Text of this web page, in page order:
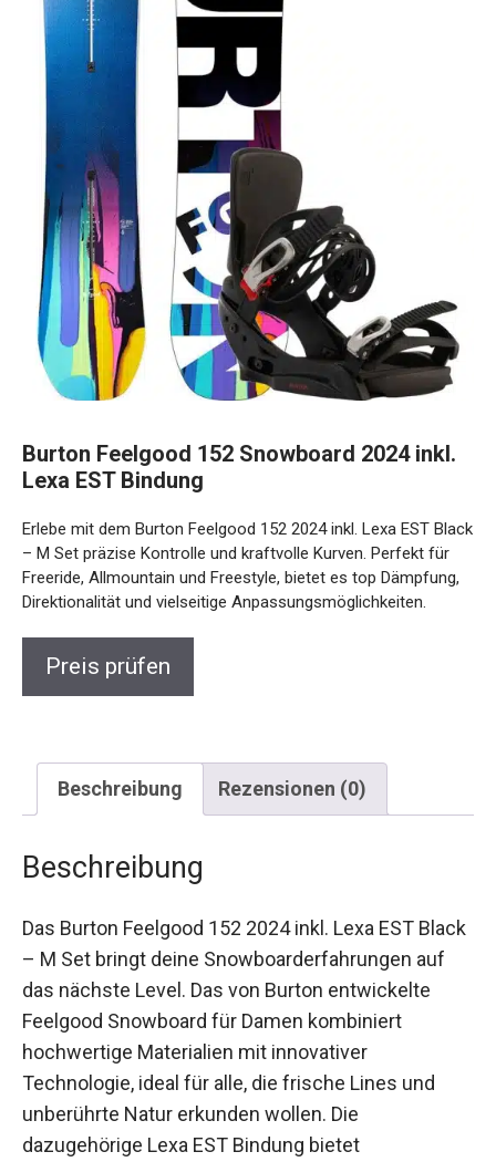
Lexa EST Bindung
Black – M Set präzise Kontrolle und kraftvolle Kurven.
Perfekt für Freeride, Allmountain und Freestyle, bietet es
top Dämpfung, Direktionalität und vielseitige
Anpassungsmöglichkeiten.
Preis prüfen
Beschreibung Rezensionen (0)
Beschreibung
Das Burton Feelgood 152 2024 inkl. Lexa EST
Black – M Set bringt deine
Snowboarderfahrungen auf das nächste Level.
Das von Burton entwickelte Feelgood Snowboard
für Damen kombiniert hochwertige Materialien
mit innovativer Technologie, ideal für alle, die
frische Lines und unberührte Natur erkunden
wollen. Die dazugehörige Lexa EST Bindung